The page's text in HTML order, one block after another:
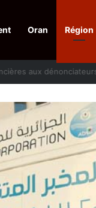
Oran Région
aux